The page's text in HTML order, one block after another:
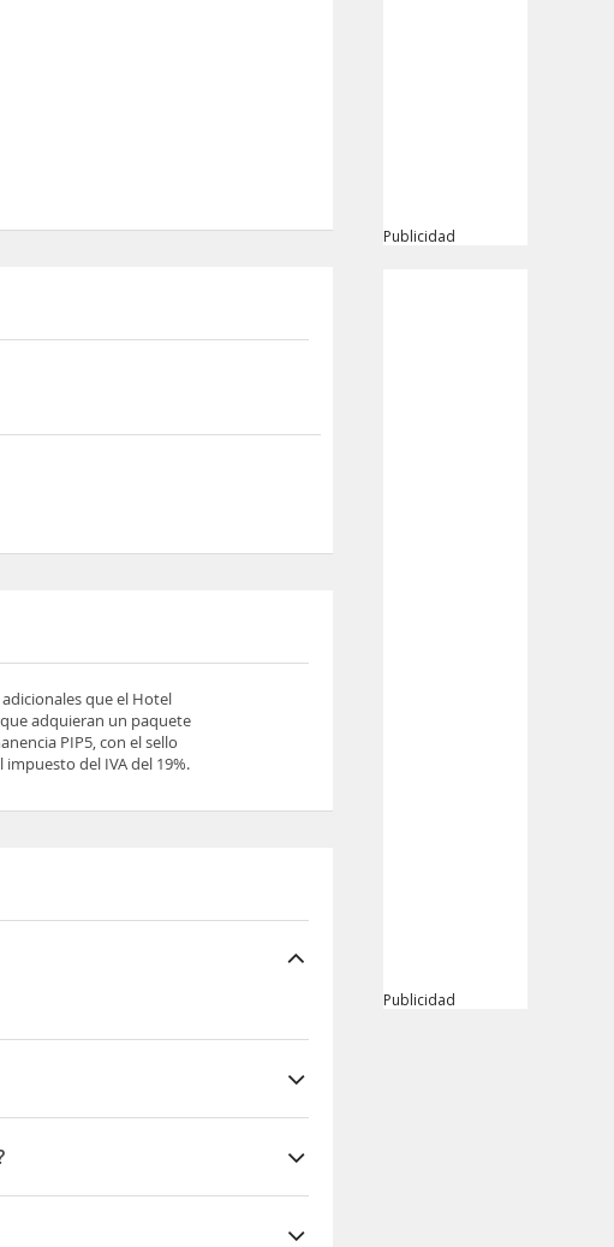
que el Hotel
adquieran un paquete
PIP5, con el sello
del IVA del 19%.
Publicidad
Publicidad